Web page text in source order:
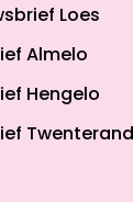
Loes
Almelo
Hengelo
Twenterand